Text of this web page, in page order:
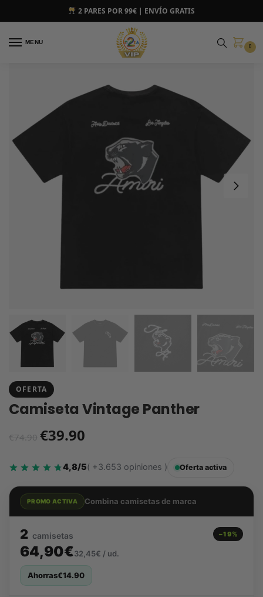
2 PARES POR 99€ | ENVÍO GRATIS
MENU
0
OFERTA
Camiseta Vintage Panther
€74.90 €39.90
4,8/5( +3.653 opiniones ) Oferta activa
PROMO ACTIVA Combina camisetas de marca
2 camisetas −19%
64,90€32,45€ / ud.
Ahorras€14.90